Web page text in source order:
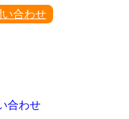
合わせ
合わせ